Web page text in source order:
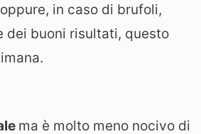
in caso di brufoli,
dei buoni risultati, questo
ma è molto meno nocivo di